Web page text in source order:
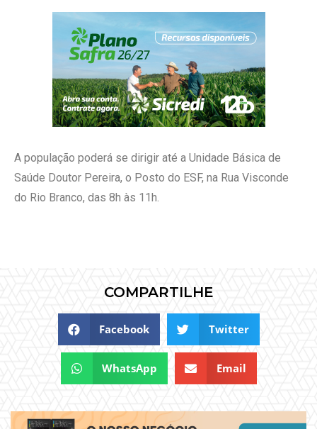
A população poderá se dirigir até a Unidade Básica de
Saúde Doutor Pereira, o Posto do ESF, na Rua Visconde
do Rio Branco, das 8h às 11h.
COMPARTILHE
Facebook Twitter
WhatsApp Email